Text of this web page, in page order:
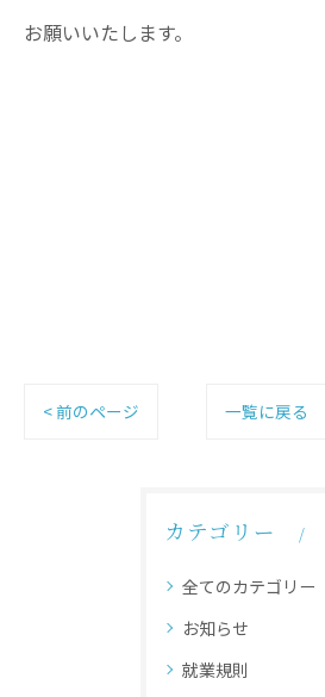
お願いいたします。
< 前のページ 一覧に戻る
カテゴリー
全てのカテゴリー
お知らせ
就業規則